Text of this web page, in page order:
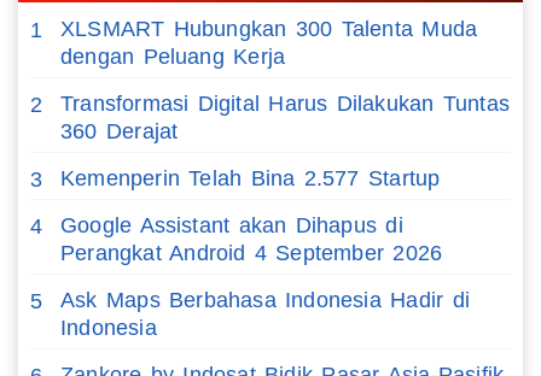
1
XLSMART Hubungkan 300 Talenta Muda
dengan Peluang Kerja
2
Transformasi Digital Harus Dilakukan Tuntas
360 Derajat
3
Kemenperin Telah Bina 2.577 Startup
4
Google Assistant akan Dihapus di
Perangkat Android 4 September 2026
5
Ask Maps Berbahasa Indonesia Hadir di
Indonesia